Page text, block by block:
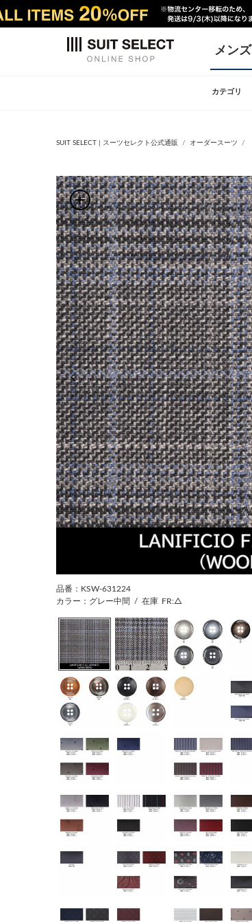
メンズ
カテゴリ
SUIT SELECT | スーツセレクト公式通販 オーダースーツ
前の画像
品番：KSW-631224
カラー：グレー中間
/ 在庫 FR:△